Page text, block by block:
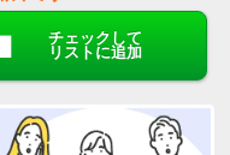
チェックして
リストに追加